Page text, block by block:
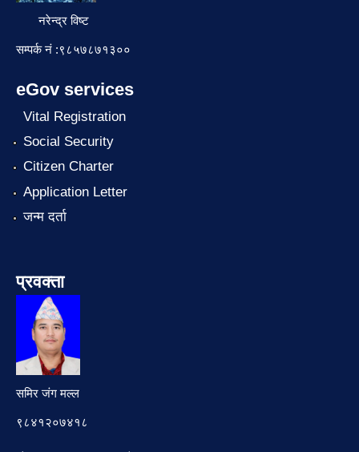
नरेन्द्र विष्ट
सम्पर्क नं :९८५७८७१३००
eGov services
Vital Registration
Social Security
Citizen Charter
Application Letter
जन्म दर्ता
प्रवक्ता
समिर जंग मल्ल
९८४१२०७४१८